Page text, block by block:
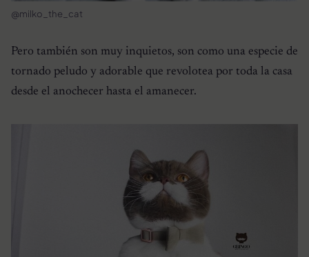
@milko_the_cat
Pero también son muy inquietos, son como una especie de
tornado peludo y adorable que revolotea por toda la casa
desde el anochecer hasta el amanecer.